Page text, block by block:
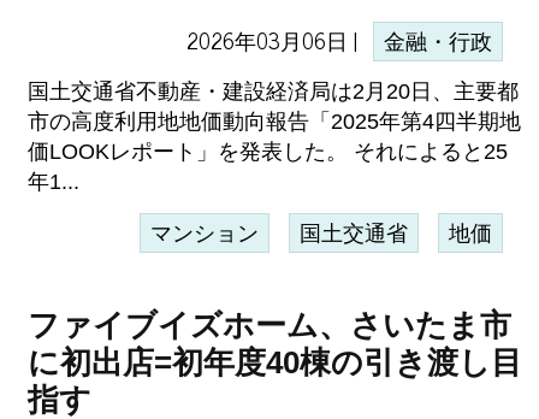
2026年03月06日 | 金融・行政
国土交通省不動産・建設経済局は2月20日、主要都
市の高度利用地地価動向報告「2025年第4四半期地
価LOOKレポート」を発表した。 それによると25
年1...
マンション 国土交通省 地価
ファイブイズホーム、さいたま市
に初出店=初年度40棟の引き渡し目
指す